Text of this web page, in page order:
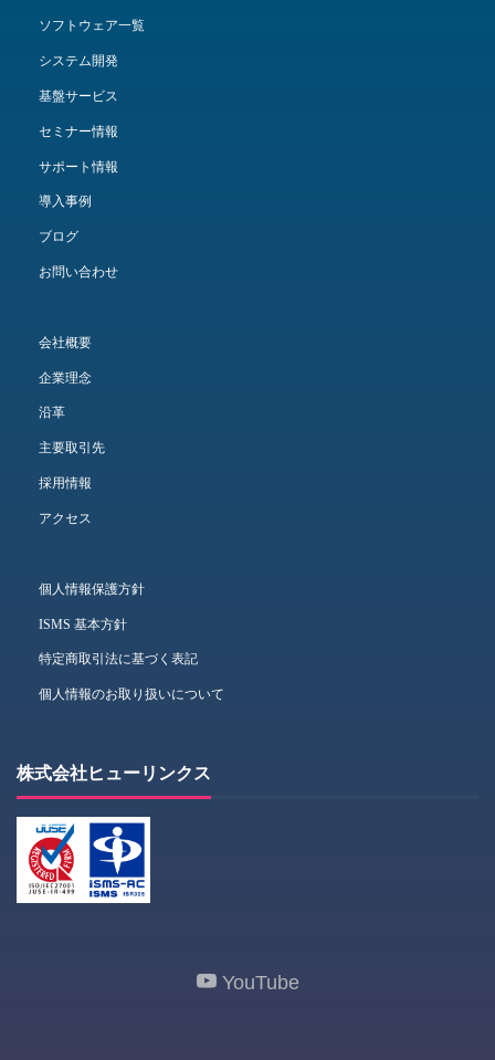
ソフトウェア一覧
システム開発
基盤サービス
セミナー情報
サポート情報
導入事例
ブログ
お問い合わせ
会社概要
企業理念
沿革
主要取引先
採用情報
アクセス
個人情報保護方針
ISMS 基本方針
特定商取引法に基づく表記
個人情報のお取り扱いについて
株式会社ヒューリンクス
YouTube